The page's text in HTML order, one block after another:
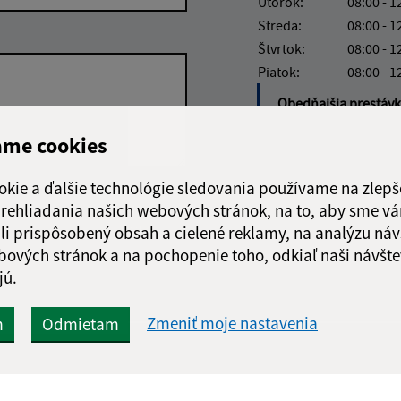
cookies
a ďalšie technológie sledovania používame na
našich webových stránok, na to, aby sme
prispôsobený obsah a cielené reklamy, na analýzu
stránok a na pochopenie toho, odkiaľ naši
Odmietam Zmeniť moje nastavenia
Google reCaptcha Response
Odoslať
správu
Streda:
08:00 -
Štvrtok:
08:00 -
Piatok:
08:00 -
Obedňajšia